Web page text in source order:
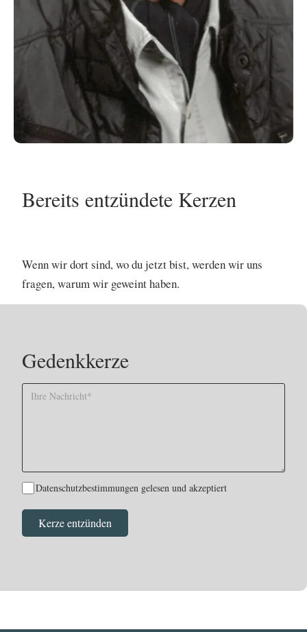
Gedenkkerze
Datenschutzbestimmungen gelesen und akzeptiert
Bereits entzündete Kerzen
Wenn wir dort sind, wo du jetzt bist, werden wir uns
fragen, warum wir geweint haben.